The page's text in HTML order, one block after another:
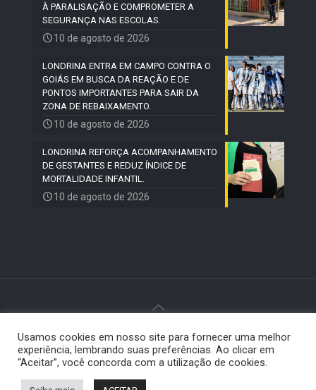
À PARALISAÇÃO E COMPROMETER A
SEGURANÇA NAS ESCOLAS.
10 de agosto de 2026
LONDRINA ENTRA EM CAMPO CONTRA O
GOIÁS EM BUSCA DA REAÇÃO E DE
PONTOS IMPORTANTES PARA SAIR DA
ZONA DE REBAIXAMENTO.
10 de agosto de 2026
LONDRINA REFORÇA ACOMPANHAMENTO
DE GESTANTES E REDUZ ÍNDICE DE
MORTALIDADE INFANTIL.
10 de agosto de 2026
© 2024 Paiquerê - Todos os direitos reservados |
Desenvolvido porElemento Visual .
Usamos cookies em nosso site para fornecer uma melhor
experiência, lembrando suas preferências. Ao clicar em
“Aceitar”, você concorda com a utilização de cookies.